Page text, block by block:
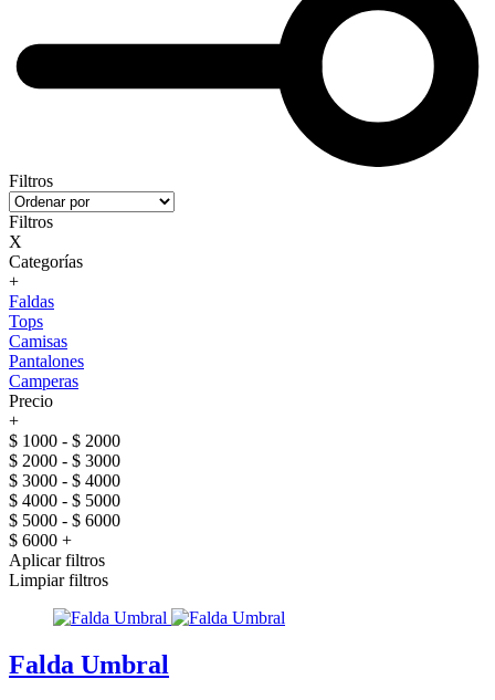
Filtros
Filtros
X
Categorías
+
Faldas
Tops
Camisas
Pantalones
Camperas
Precio
+
$ 1000 - $ 2000
$ 2000 - $ 3000
$ 3000 - $ 4000
$ 4000 - $ 5000
$ 5000 - $ 6000
$ 6000 +
Aplicar filtros
Limpiar filtros
Falda Umbral